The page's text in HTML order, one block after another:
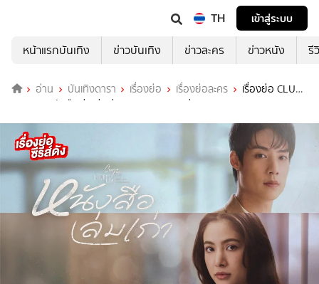
TH
เข้าสู่ระบบ
หน้าแรกบันเทิง
ข่าวบันเทิง ข่าวละคร ข่าวหนัง รี
อ่าน บันเทิงดารา เรื่องย่อ เรื่องย่อละคร
เรื่องย่อ CLUB
FRIDAY หนังสือเล่มเก่า ช่อง ONE31 (ตอนล่าสุด)